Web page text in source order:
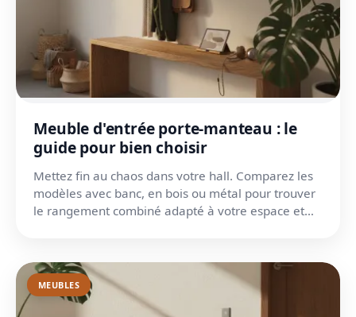
Meuble d'entrée porte-manteau : le
guide pour bien choisir
Mettez fin au chaos dans votre hall. Comparez les
modèles avec banc, en bois ou métal pour trouver
le rangement combiné adapté à votre espace et
MEUBLES